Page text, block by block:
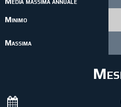
Minimo
Massima